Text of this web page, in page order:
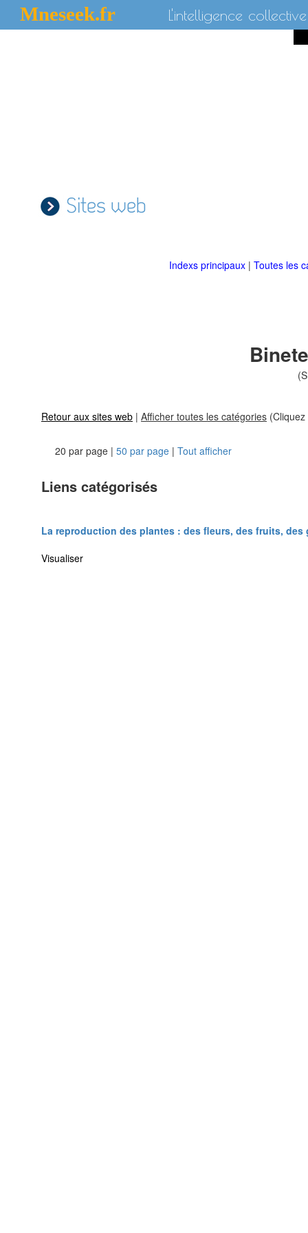
Mneseek.fr L'intelligence collective
Sites web
Indexs principaux | Toutes les
Retour aux sites web | Afficher toutes les catégories
20 par page | 50 par page | Tout afficher
Liens catégorisés
La reproduction des plantes : des fleurs, des fruits, des
Visualiser